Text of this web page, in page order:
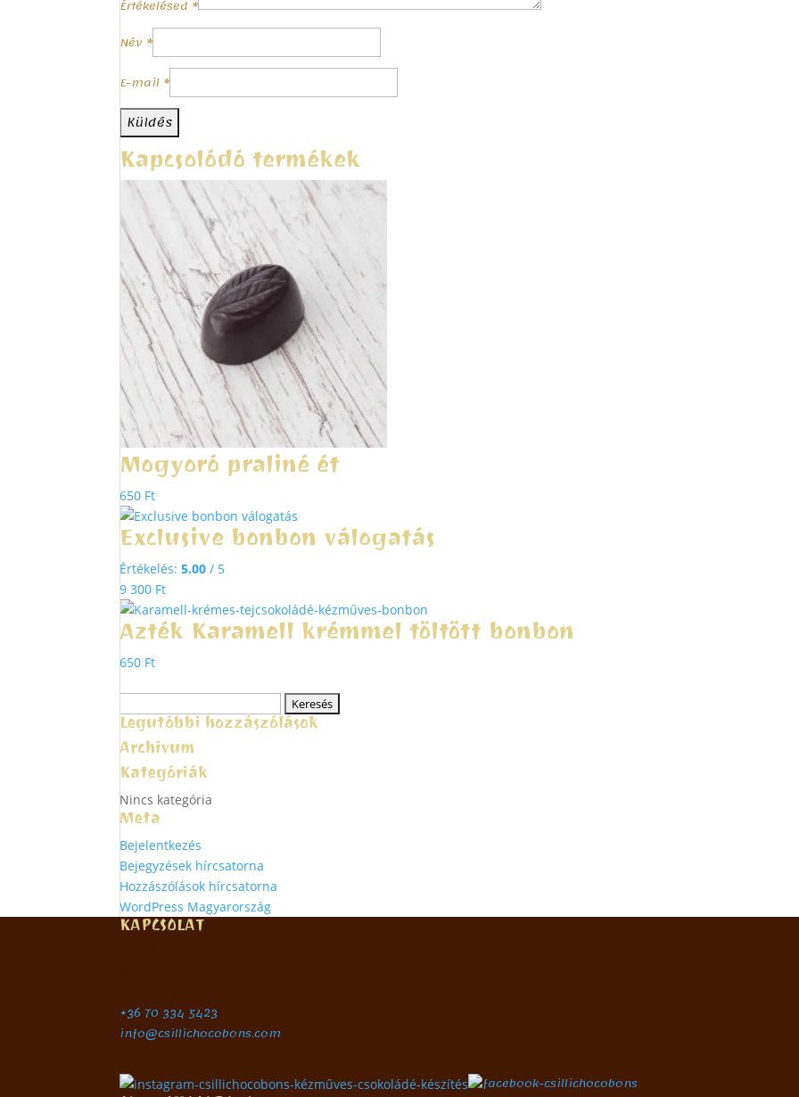
Értékelésed *
Név *
E-mail *
Kapcsolódó termékek
Mogyoró praliné ét
650 Ft
Exclusive bonbon válogatás
Értékelés:5.00 / 5
9 300 Ft
Azték Karamell krémmel töltött bonbon
650 Ft
Legutóbbi hozzászólások
Archívum
Kategóriák
Nincs kategória
Meta
Bejelentkezés
Bejegyzések hírcsatorna
Hozzászólások hírcsatorna
WordPress Magyarország
KAPCSOLAT
+36 70 334 5423
info@csillichocobons.com